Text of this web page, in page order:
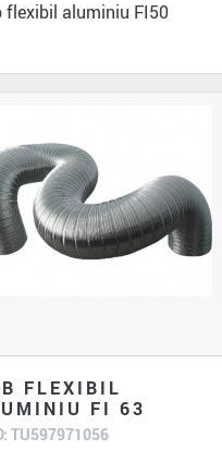
flexibil aluminiu FI50
FLEXIBIL
FI 63
TU597971056